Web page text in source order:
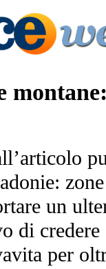
un
di credere
per